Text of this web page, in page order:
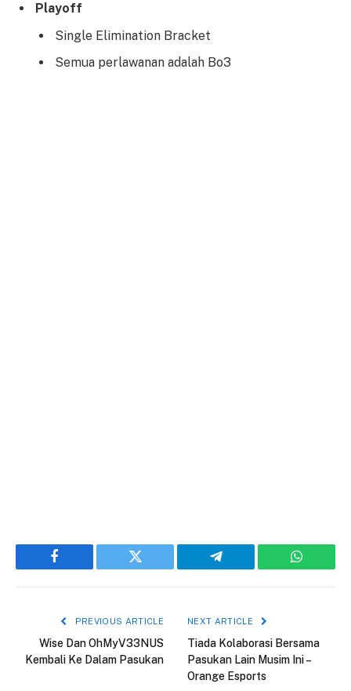
Playoff
Single Elimination Bracket
Semua perlawanan adalah Bo3
Facebook Twitter Telegram
PREVIOUS ARTICLE
Wise Dan OhMyV33NUS
Kembali Ke Dalam Pasukan
NEXT ARTICLE
Tiada Kolaborasi Bersama
Pasukan Lain Musim Ini –
Orange Esports